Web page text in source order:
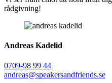
rådgivning!
Andreas Kadelid ​
0709-98 99 44
andreas@speakersandfriends.se​